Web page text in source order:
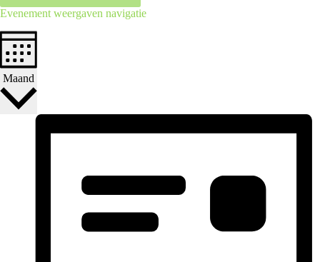
Evenement weergaven navigatie
Maand